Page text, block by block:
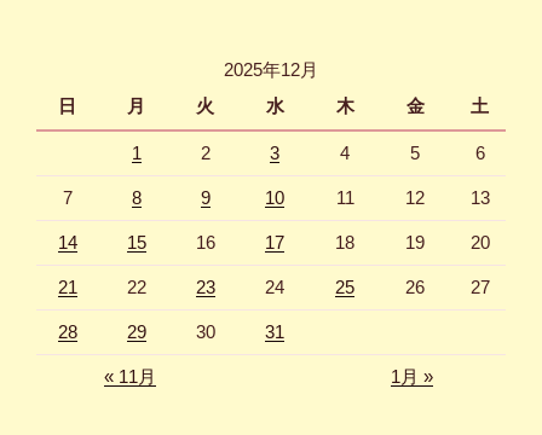
2025年12月
日
月 火 水 木 金 土
1 2 3 4 5 6
7 8 9 10 11 12 13
14 15 16 17 18 19 20
21 22 23 24 25 26 27
28 29 30 31
« 11月 1月 »